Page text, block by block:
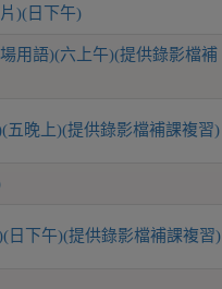
)(日下午)
用語)(六上午)(提供錄影檔補
五晚上)(提供錄影檔補課複習)
日下午)(提供錄影檔補課複習)